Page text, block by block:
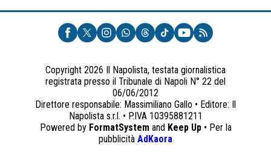
UNA
NUOVA
SCHEDA)
Copyright 2026 Il Napolista, testata giornalistica
registrata presso il Tribunale di Napoli N° 22 del
06/06/2012
Direttore responsabile: Massimiliano Gallo • Editore: Il
Napolista s.r.l. • P.IVA 10395881211
Powered by FormatSystemand Keep Up• Per la
pubblicità AdKaora